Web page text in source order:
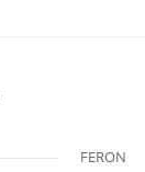
FERON